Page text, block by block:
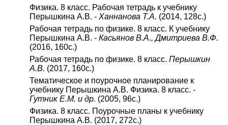
Физика. 8 класс. Рабочая тетрадь к учебнику
Перышкина А.В. - Ханнанова Т.А. (2014, 128с.)
Рабочая тетрадь по физике. 8 класс. К учебнику
Перышкина А.В. - Касьянов В.А., Дмитриева В.Ф.
(2016, 160с.)
Рабочая тетрадь по физике. 8 класс. Перышкин
А.В. (2017, 160с.)
Тематическое и поурочное планирование к
учебнику Перышкина А.В. Физика. 8 класс. -
Гутник Е.М. и др. (2005, 96с.)
Физика. 8 класс. Поурочные планы к учебнику
Перышкина А.В. (2017, 272с.)